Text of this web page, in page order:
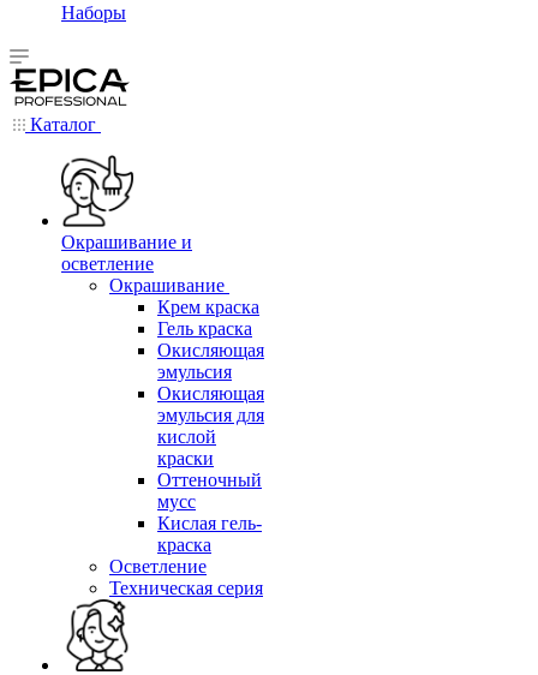
Наборы
Каталог
Окрашивание и
осветление
Окрашивание
Крем краска
Гель краска
Окисляющая
эмульсия
Окисляющая
эмульсия для
кислой
краски
Оттеночный
мусс
Кислая гель-
краска
Осветление
Техническая серия